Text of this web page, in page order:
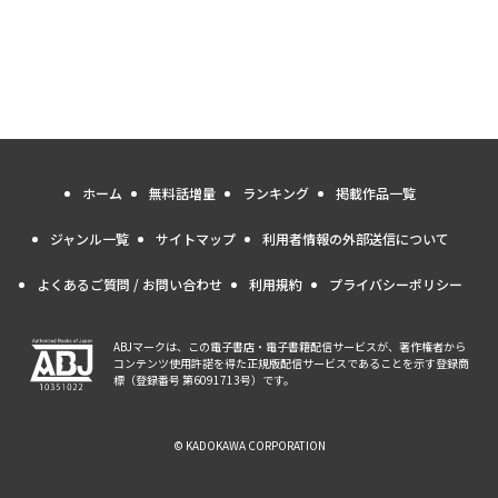
ホーム 無料話増量 ランキング 掲載作品一覧
ジャンル一覧 サイトマップ 利用者情報の外部送信について
よくあるご質問 / お問い合わせ 利用規約 プライバシーポリシー
ABJマークは、この電子書店・電子書籍配信サービスが、著作権者から
コンテンツ使用許諾を得た正規版配信サービスであることを示す登録商
標（登録番号 第6091713号）です。
© KADOKAWA CORPORATION